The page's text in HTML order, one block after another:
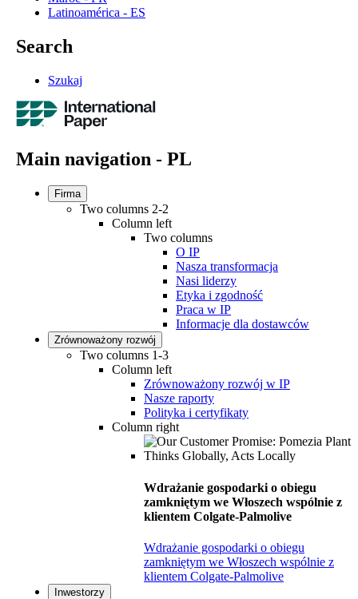
Latinoamérica - ES
Search
Szukaj
Main navigation - PL
Firma
Two columns 2-2
Column left
Two columns
O IP
Nasza transformacja
Nasi liderzy
Etyka i zgodność
Praca w IP
Informacje dla dostawców
Zrównoważony rozwój
Two columns 1-3
Column left
Zrównoważony rozwój w IP
Nasze raporty
Polityka i certyfikaty
Column right
Wdrażanie gospodarki o obiegu
zamkniętym we Włoszech wspólnie z
klientem Colgate-Palmolive
Wdrażanie gospodarki o obiegu
zamkniętym we Włoszech wspólnie z
klientem Colgate-Palmolive
Inwestorzy